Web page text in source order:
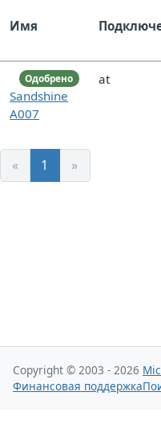
Имя
Одобрено
Sandshine
A007
at
« 1 »
Copyright © 2003 - 2026
Финансовая поддержка